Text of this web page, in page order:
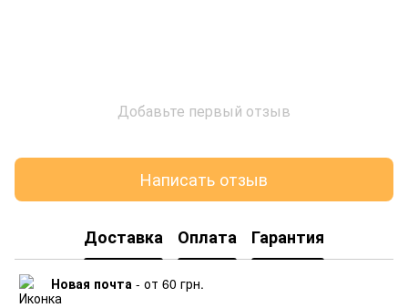
Добавьте первый отзыв
Написать отзыв
Доставка Оплата Гарантия
Новая почта - от 60 грн.